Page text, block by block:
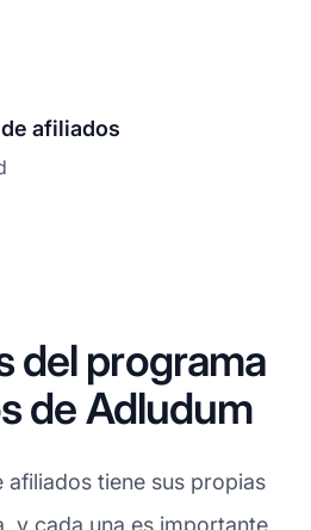
afiliados
del programa
de Adludum
afiliados tiene sus propias
y cada una es importante